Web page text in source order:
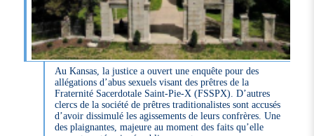
Au Kansas, la justice a ouvert une enquête pour des
allégations d’abus sexuels visant des prêtres de la
Fraternité Sacerdotale Saint-Pie-X (FSSPX). D’autres
clercs de la société de prêtres traditionalistes sont accusés
d’avoir dissimulé les agissements de leurs confrères. Une
des plaignantes, majeure au moment des faits qu’elle